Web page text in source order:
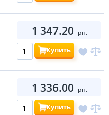
1 347.20 грн.
Купить
1 336.00 грн.
Купить